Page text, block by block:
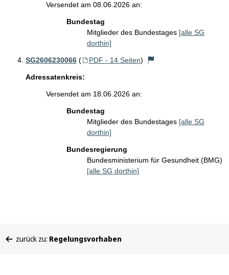
Versendet am 08.06.2026 an:
Bundestag
Mitglieder des Bundestages [alle SG
dorthin]
SG2606230066 ( PDF - 14 Seiten)
Adressatenkreis:
Versendet am 18.06.2026 an:
Bundestag
Mitglieder des Bundestages [alle SG
dorthin]
Bundesregierung
Bundesministerium für Gesundheit (BMG)
[alle SG dorthin]
befinden
zurück zu: Regelungsvorhaben